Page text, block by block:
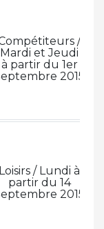
/
Mardi et Jeudi
à partir du 1er
2015
Loisirs / Lundi à
partir du 14
2015